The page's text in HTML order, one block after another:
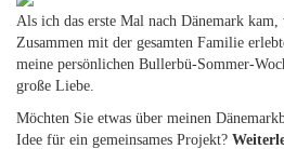
Als ich das erste Mal nach Dänemark kam,
Zusammen mit der gesamten Familie
meine persönlichen Bullerbü-Sommer-
große Liebe.
Möchten Sie etwas über meinen
Idee für ein gemeinsames Projekt?